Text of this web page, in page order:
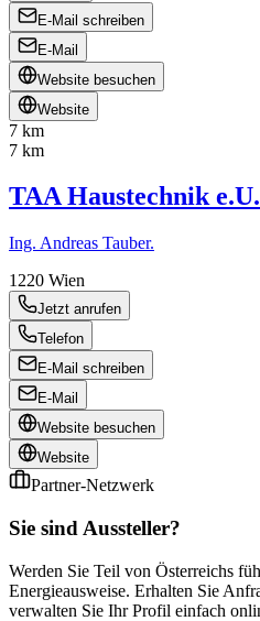
E-Mail schreiben
E-Mail
Website besuchen
Website
7 km
7 km
TAA Haustechnik
Ing. Andreas Tauber.
1220 Wien
Jetzt anrufen
Telefon
E-Mail schreiben
E-Mail
Website besuchen
Website
Partner-Netzwerk
Sie sind Aussteller?
Werden Sie Teil von Österreichs
Energieausweise. Erhalten Sie
verwalten Sie Ihr Profil einfach